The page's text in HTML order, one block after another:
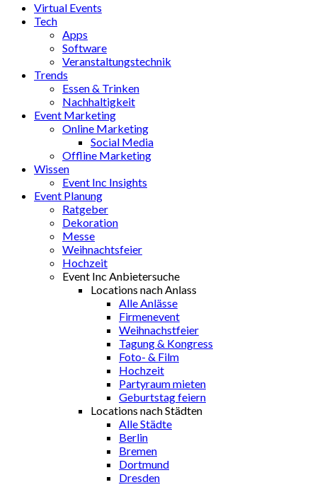
Virtual Events
Tech
Apps
Software
Veranstaltungstechnik
Trends
Essen & Trinken
Nachhaltigkeit
Event Marketing
Online Marketing
Social Media
Offline Marketing
Wissen
Event Inc Insights
Event Planung
Ratgeber
Dekoration
Messe
Weihnachtsfeier
Hochzeit
Event Inc Anbietersuche
Locations nach Anlass
Alle Anlässe
Firmenevent
Weihnachstfeier
Tagung & Kongress
Foto- & Film
Hochzeit
Partyraum mieten
Geburtstag feiern
Locations nach Städten
Alle Städte
Berlin
Bremen
Dortmund
Dresden